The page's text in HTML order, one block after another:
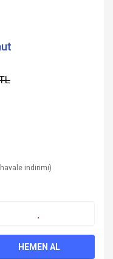
indirimi)
HEMEN AL